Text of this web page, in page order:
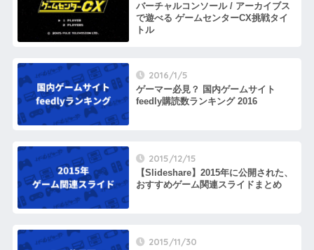
バーチャルコンソール / アーカイブス
で遊べる ゲームセンターCX挑戦タイ
トル
2016/1/5
ゲーマー必見？ 国内ゲームサイト
feedly購読数ランキング 2016
2015/12/15
【Slideshare】2015年に公開された、
おすすめゲーム関連スライドまとめ
2015/11/30